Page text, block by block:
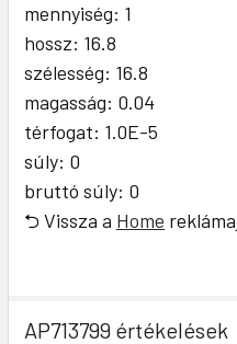
mennyiség: 1
hossz: 16.8
szélesség: 16.8
magasság: 0.04
térfogat: 1.0E-5
súly: 0
bruttó súly: 0
⮌ Vissza a Home
AP713799 értékelések